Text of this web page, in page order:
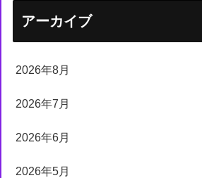
アーカイブ
2026年8月
2026年7月
2026年6月
2026年5月